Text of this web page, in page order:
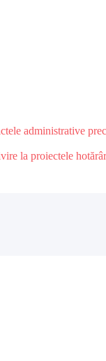
administrative
la proiectele